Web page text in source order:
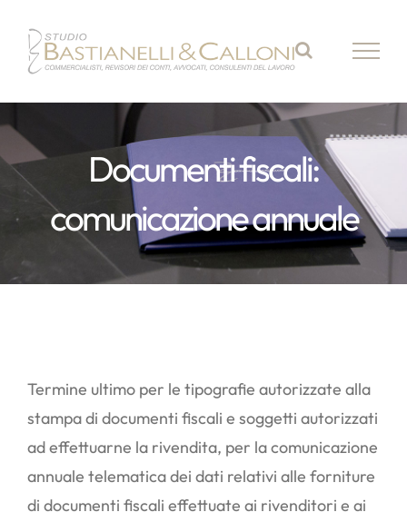
contenuto
Documenti fiscali:
comunicazione annuale
Termine ultimo per le tipografie autorizzate alla
stampa di documenti fiscali e soggetti autorizzati
ad effettuarne la rivendita, per la comunicazione
annuale telematica dei dati relativi alle forniture
di documenti fiscali effettuate ai rivenditori e ai